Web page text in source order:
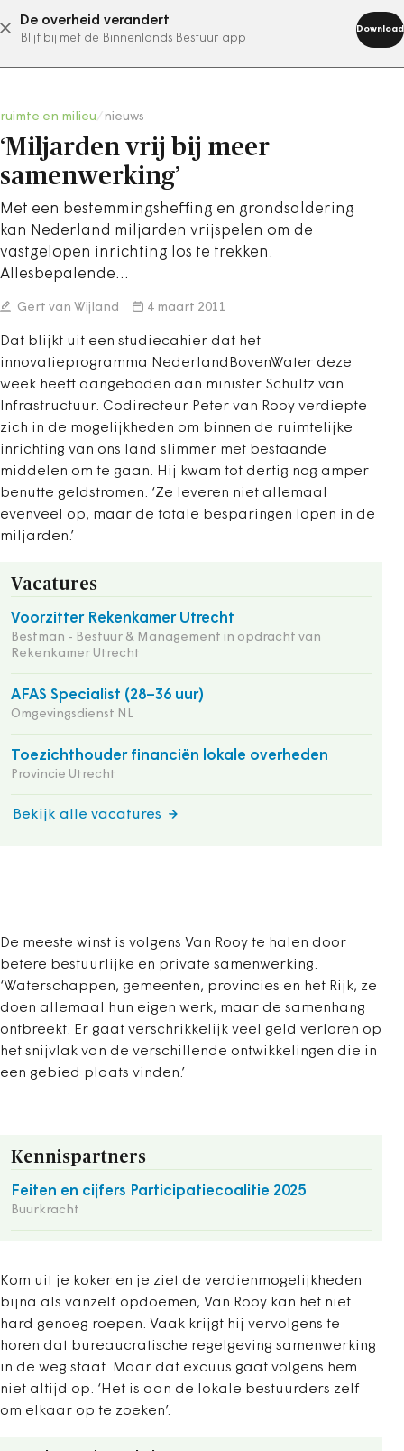
De overheid verandert
Blijf bij met de Binnenlands Bestuur app
Download
abonneer nu
ruimte en milieu nieuws
‘Miljarden vrij bij meer
samenwerking’
Met een bestemmingsheffing en grondsaldering
kan Nederland miljarden vrijspelen om de
vastgelopen inrichting los te trekken.
Allesbepalende…
Gert van Wijland 4 maart 2011
Dat blijkt uit een studiecahier dat het
innovatieprogramma NederlandBovenWater deze
week heeft aangeboden aan minister Schultz van
Infrastructuur. Codirecteur Peter van Rooy verdiepte
zich in de mogelijkheden om binnen de ruimtelijke
inrichting van ons land slimmer met bestaande
middelen om te gaan. Hij kwam tot dertig nog amper
benutte geldstromen. ‘Ze leveren niet allemaal
evenveel op, maar de totale besparingen lopen in de
miljarden.’
Vacatures
Voorzitter Rekenkamer Utrecht
Bestman - Bestuur & Management in opdracht van
Rekenkamer Utrecht
AFAS Specialist (28–36 uur)
Omgevingsdienst NL
Toezichthouder financiën lokale overheden
Provincie Utrecht
Bekijk alle vacatures
De meeste winst is volgens Van Rooy te halen door
betere bestuurlijke en private samenwerking.
‘Waterschappen, gemeenten, provincies en het Rijk, ze
doen allemaal hun eigen werk, maar de samenhang
ontbreekt. Er gaat verschrikkelijk veel geld verloren op
het snijvlak van de verschillende ontwikkelingen die in
een gebied plaats vinden.’
Kennispartners
Feiten en cijfers Participatiecoalitie 2025
Buurkracht
Kom uit je koker en je ziet de verdienmogelijkheden
bijna als vanzelf opdoemen, Van Rooy kan het niet
hard genoeg roepen. Vaak krijgt hij vervolgens te
horen dat bureaucratische regelgeving samenwerking
in de weg staat. Maar dat excuus gaat volgens hem
niet altijd op. ‘Het is aan de lokale bestuurders zelf
om elkaar op te zoeken’.